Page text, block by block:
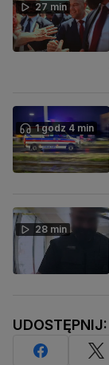
27 min
1 godz 4 min
28 min
UDOSTĘPNIJ: